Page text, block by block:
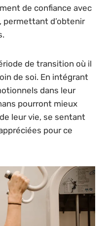
de confiance avec
permettant d’obtenir
de transition où il
de soi. En intégrant
dans leur
pourront mieux
leur vie, se sentant
pour ce